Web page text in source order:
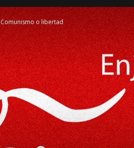
Comunismo o libertad